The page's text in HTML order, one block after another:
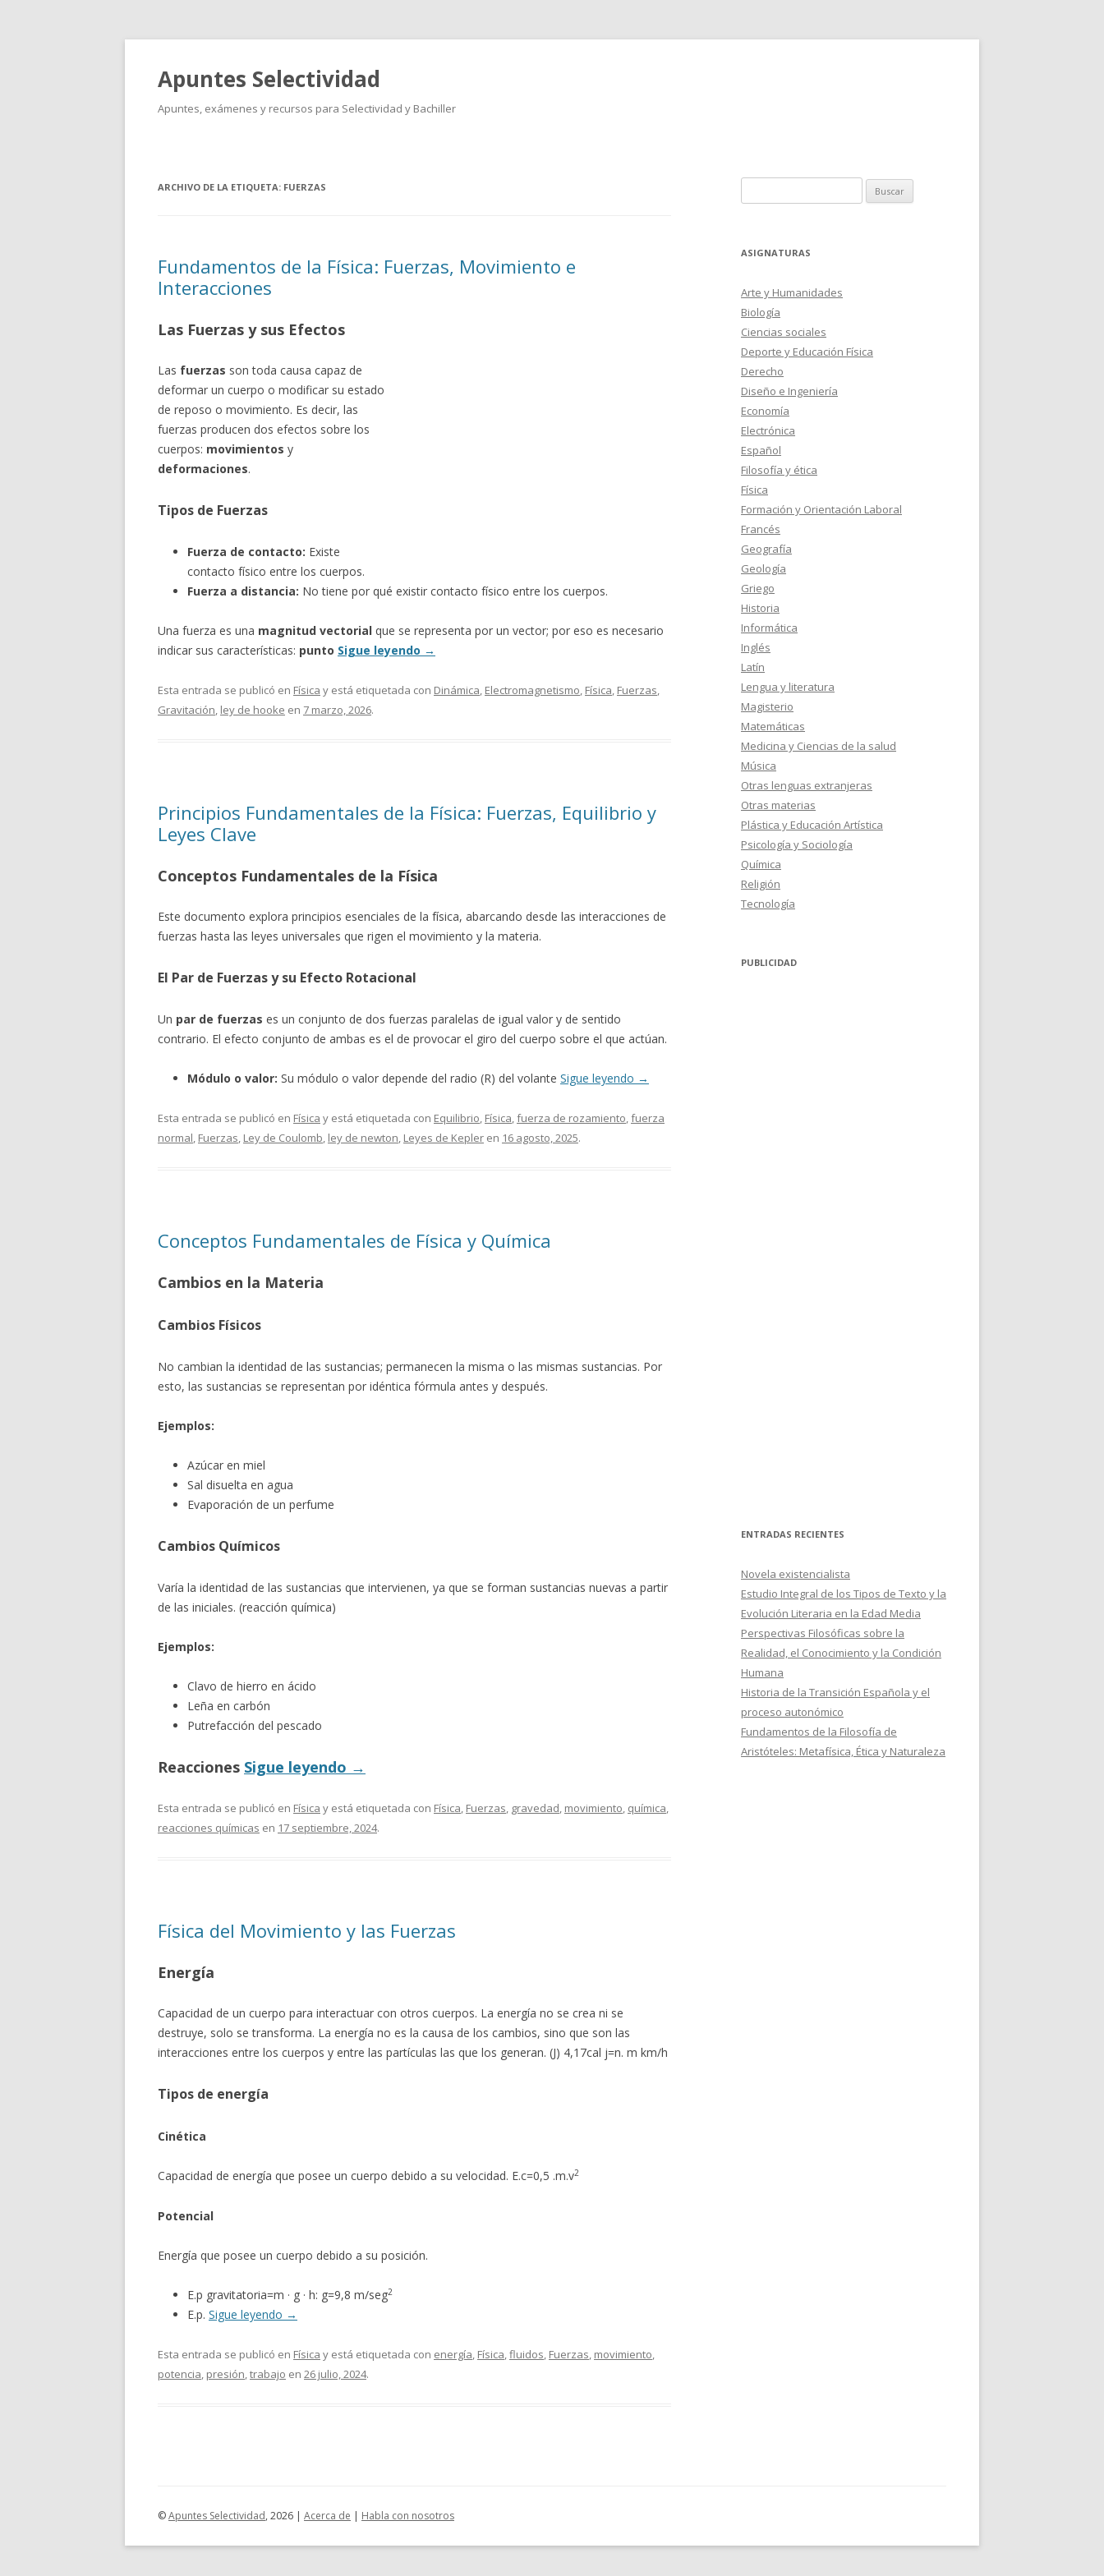
Apuntes Selectividad
Apuntes, exámenes y recursos para Selectividad y Bachiller
ARCHIVO DE LA ETIQUETA: FUERZAS
Fundamentos de la Física: Fuerzas, Movimiento e
Interacciones
Las Fuerzas y sus Efectos
Las fuerzas son toda causa capaz de
deformar un cuerpo o modificar su estado
de reposo o movimiento. Es decir, las
fuerzas producen dos efectos sobre los
cuerpos: movimientos y
deformaciones.
Tipos de Fuerzas
Fuerza de contacto: Existe
contacto físico entre los cuerpos.
Fuerza a distancia: No tiene por qué existir contacto físico entre los cuerpos.
Una fuerza es una magnitud vectorial que se representa por un vector; por eso es necesario
indicar sus características: punto Sigue leyendo →
Esta entrada se publicó en Física y está etiquetada con Dinámica, Electromagnetismo, Física, Fuerzas,
Gravitación, ley de hooke en 7 marzo, 2026.
Principios Fundamentales de la Física: Fuerzas, Equilibrio y
Leyes Clave
Conceptos Fundamentales de la Física
Este documento explora principios esenciales de la física, abarcando desde las interacciones de
fuerzas hasta las leyes universales que rigen el movimiento y la materia.
El Par de Fuerzas y su Efecto Rotacional
Un par de fuerzas es un conjunto de dos fuerzas paralelas de igual valor y de sentido
contrario. El efecto conjunto de ambas es el de provocar el giro del cuerpo sobre el que actúan.
Módulo o valor: Su módulo o valor depende del radio (R) del volante Sigue leyendo →
Esta entrada se publicó en Física y está etiquetada con Equilibrio, Física,fuerza de rozamiento,fuerza
normal, Fuerzas, Ley de Coulomb, ley de newton, Leyes de Kepler en 16 agosto, 2025.
Conceptos Fundamentales de Física y Química
Cambios en la Materia
Cambios Físicos
No cambian la identidad de las sustancias; permanecen la misma o las mismas sustancias. Por
esto, las sustancias se representan por idéntica fórmula antes y después.
Ejemplos:
Azúcar en miel
Sal disuelta en agua
Evaporación de un perfume
Cambios Químicos
Varía la identidad de las sustancias que intervienen, ya que se forman sustancias nuevas a partir
de las iniciales. (reacción química)
Ejemplos:
Clavo de hierro en ácido
Leña en carbón
Putrefacción del pescado
Reacciones Sigue leyendo →
Esta entrada se publicó en Física y está etiquetada con Física, Fuerzas, gravedad, movimiento, química,
reacciones químicas en 17 septiembre, 2024.
Física del Movimiento y las Fuerzas
Energía
Capacidad de un cuerpo para interactuar con otros cuerpos. La energía no se crea ni se
destruye, solo se transforma. La energía no es la causa de los cambios, sino que son las
interacciones entre los cuerpos y entre las partículas las que los generan. (J) 4,17cal j=n. m km/h
Tipos de energía
Cinética
Capacidad de energía que posee un cuerpo debido a su velocidad. E.c=0,5 .m.v2
Potencial
Energía que posee un cuerpo debido a su posición.
E.p gravitatoria=m · g · h: g=9,8 m/seg2
E.p. Sigue leyendo →
Esta entrada se publicó en Física y está etiquetada con energía, Física,fluidos, Fuerzas, movimiento,
potencia, presión,trabajo en 26 julio, 2024.
ASIGNATURAS
Arte y Humanidades
Biología
Ciencias sociales
Deporte y Educación Física
Derecho
Diseño e Ingeniería
Economía
Electrónica
Español
Filosofía y ética
Física
Formación y Orientación Laboral
Francés
Geografía
Geología
Griego
Historia
Informática
Inglés
Latín
Lengua y literatura
Magisterio
Matemáticas
Medicina y Ciencias de la salud
Música
Otras lenguas extranjeras
Otras materias
Plástica y Educación Artística
Psicología y Sociología
Química
Religión
Tecnología
PUBLICIDAD
ENTRADAS RECIENTES
Novela existencialista
Estudio Integral de los Tipos de Texto y la
Evolución Literaria en la Edad Media
Perspectivas Filosóficas sobre la
Realidad, el Conocimiento y la Condición
Humana
Historia de la Transición Española y el
proceso autonómico
Fundamentos de la Filosofía de
Aristóteles: Metafísica, Ética y Naturaleza
©Apuntes Selectividad, 2026 | Acerca de | Habla con nosotros